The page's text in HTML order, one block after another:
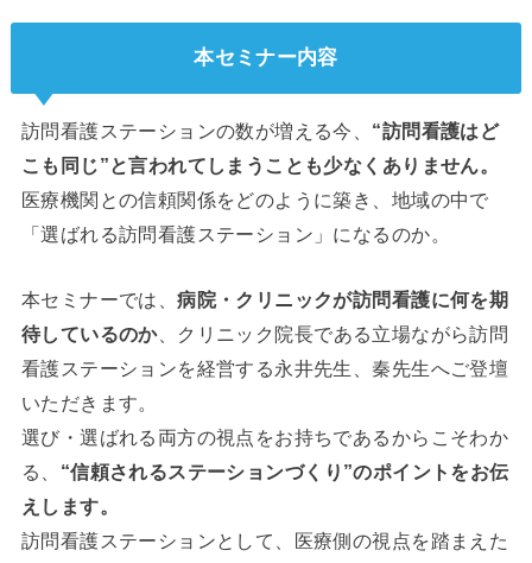
本セミナー内容
訪問看護ステーションの数が増える今、 “訪問看護はど
こも同じ”と言われてしまうことも少なくありません。
医療機関との信頼関係をどのように築き、地域の中で
「選ばれる訪問看護ステーション」になるのか。
本セミナーでは、病院・クリニックが訪問看護に何を期
待しているのか、クリニック院長である立場ながら訪問
看護ステーションを経営する永井先生、秦先生へご登壇
いただきます。
選び・選ばれる両方の視点をお持ちであるからこそわか
る、 “信頼されるステーションづくり”のポイントをお伝
えします。
訪問看護ステーションとして、医療側の視点を踏まえた